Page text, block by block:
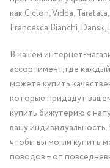
как Ciclon, Vidda,
Francesca Bianchi,
В нашем интернет-
ассортимент, где
можете купить
которые придадут
купить бижутерию с
вашу
чтобы вы могли купить
поводов – от